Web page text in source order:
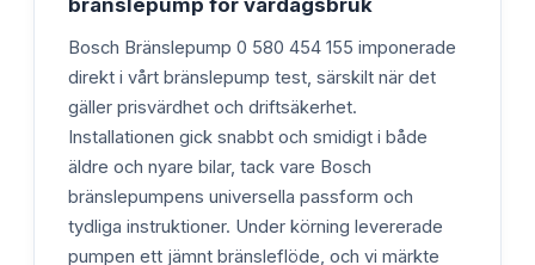
bränslepump för vardagsbruk
Bosch Bränslepump 0 580 454 155 imponerade
direkt i vårt bränslepump test, särskilt när det
gäller prisvärdhet och driftsäkerhet.
Installationen gick snabbt och smidigt i både
äldre och nyare bilar, tack vare Bosch
bränslepumpens universella passform och
tydliga instruktioner. Under körning levererade
pumpen ett jämnt bränsleflöde, och vi märkte